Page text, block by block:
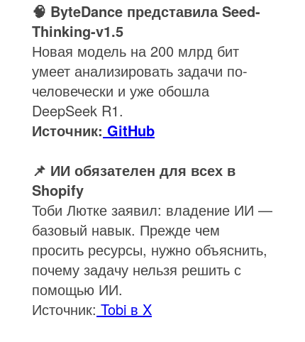
🧠 ByteDance представила Seed-
Thinking-v1.5
Новая модель на 200 млрд бит
умеет анализировать задачи по-
человечески и уже обошла
DeepSeek R1.
Источник: GitHub
📌 ИИ обязателен для всех в
Shopify
Тоби Лютке заявил: владение ИИ —
базовый навык. Прежде чем
просить ресурсы, нужно объяснить,
почему задачу нельзя решить с
помощью ИИ.
Источник: Tobi в X